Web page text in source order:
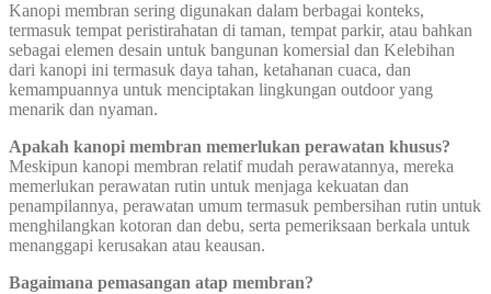
Kanopi membran sering digunakan dalam berbagai konteks,
termasuk tempat peristirahatan di taman, tempat parkir, atau bahkan
sebagai elemen desain untuk bangunan komersial dan Kelebihan
dari kanopi ini termasuk daya tahan, ketahanan cuaca, dan
kemampuannya untuk menciptakan lingkungan outdoor yang
menarik dan nyaman.
Apakah kanopi membran memerlukan perawatan khusus?
Meskipun kanopi membran relatif mudah perawatannya, mereka
memerlukan perawatan rutin untuk menjaga kekuatan dan
penampilannya, perawatan umum termasuk pembersihan rutin untuk
menghilangkan kotoran dan debu, serta pemeriksaan berkala untuk
menanggapi kerusakan atau keausan.
Bagaimana pemasangan atap membran?